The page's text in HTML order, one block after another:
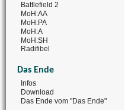
Battlefield 2
MoH:AA
MoH:PA
MoH:A
MoH:SH
Radifibel
Das Ende
Infos
Download
Das Ende vom "Das Ende"